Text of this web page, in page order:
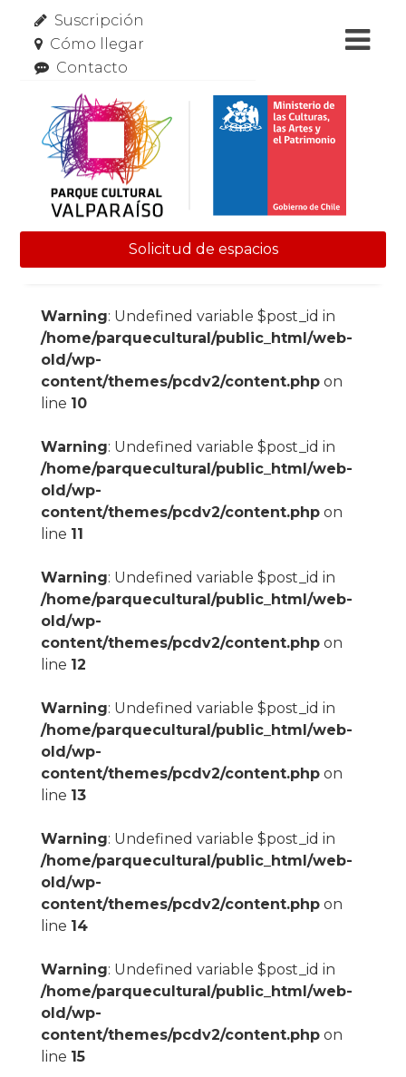
Suscripción
Cómo llegar
Contacto
Solicitud de espacios
Warning: Undefined variable $post_id in
/home/parquecultural/public_html/web-
old/wp-
content/themes/pcdv2/content.phpon
line 10
Warning: Undefined variable $post_id in
/home/parquecultural/public_html/web-
old/wp-
content/themes/pcdv2/content.phpon
line 11
Warning: Undefined variable $post_id in
/home/parquecultural/public_html/web-
old/wp-
content/themes/pcdv2/content.phpon
line 12
Warning: Undefined variable $post_id in
/home/parquecultural/public_html/web-
old/wp-
content/themes/pcdv2/content.phpon
line 13
Warning: Undefined variable $post_id in
/home/parquecultural/public_html/web-
old/wp-
content/themes/pcdv2/content.phpon
line 14
Warning: Undefined variable $post_id in
/home/parquecultural/public_html/web-
old/wp-
content/themes/pcdv2/content.phpon
line 15